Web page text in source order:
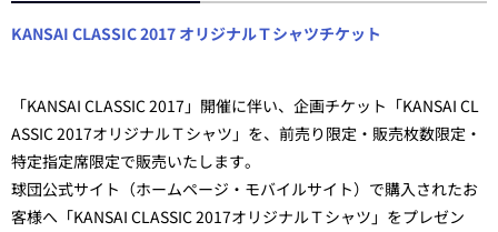
KANSAI CLASSIC 2017 オリジナルＴシャツチケット
「KANSAI CLASSIC 2017」開催に伴い、企画チケット「KANSAI CL
ASSIC 2017オリジナルＴシャツ」を、前売り限定・販売枚数限定・
特定指定席限定で販売いたします。
球団公式サイト（ホームページ・モバイルサイト）で購入されたお
客様へ「KANSAI CLASSIC 2017オリジナルＴシャツ」をプレゼン